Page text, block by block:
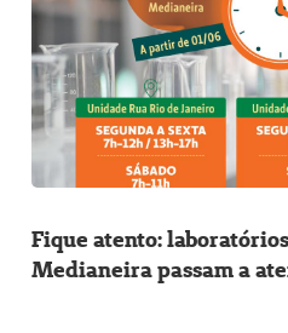
Fique atento:
Medianeira passam a